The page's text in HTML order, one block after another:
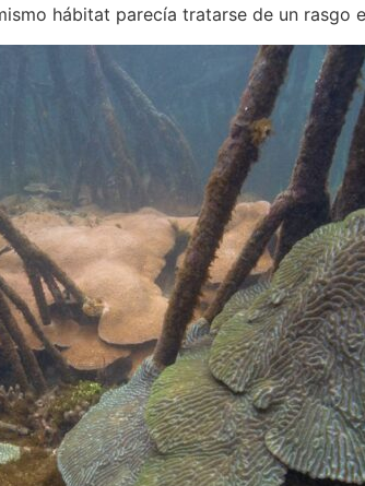
hábitat parecía tratarse de un rasgo